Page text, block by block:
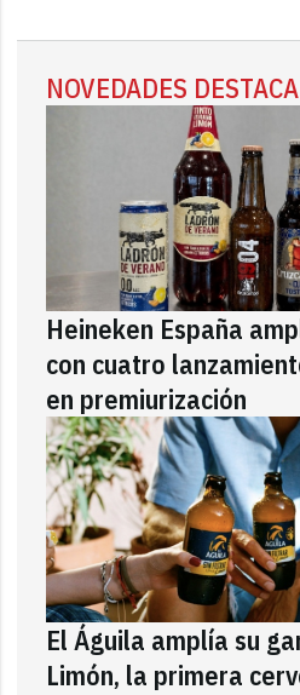
NOVEDADES
Heineken España
con cuatro
en premiurización
El Águila amplía su
Limón, la primera